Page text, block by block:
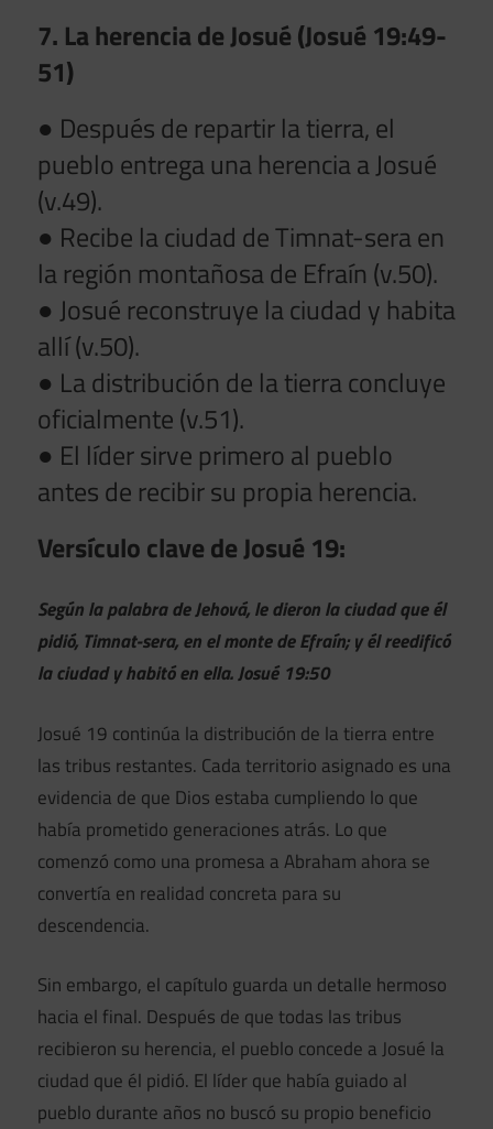
7. La herencia de Josué (Josué 19:49-
51)
● Después de repartir la tierra, el
pueblo entrega una herencia a Josué
(v.49).
● Recibe la ciudad de Timnat-sera en
la región montañosa de Efraín (v.50).
● Josué reconstruye la ciudad y habita
allí (v.50).
● La distribución de la tierra concluye
oficialmente (v.51).
● El líder sirve primero al pueblo
antes de recibir su propia herencia.
Versículo clave de Josué 19:
Según la palabra de Jehová, le dieron la ciudad que él
pidió, Timnat-sera, en el monte de Efraín; y él reedificó
la ciudad y habitó en ella. Josué 19:50
Josué 19 continúa la distribución de la tierra entre
las tribus restantes. Cada territorio asignado es una
evidencia de que Dios estaba cumpliendo lo que
había prometido generaciones atrás. Lo que
comenzó como una promesa a Abraham ahora se
convertía en realidad concreta para su
descendencia.
Sin embargo, el capítulo guarda un detalle hermoso
hacia el final. Después de que todas las tribus
recibieron su herencia, el pueblo concede a Josué la
ciudad que él pidió. El líder que había guiado al
pueblo durante años no buscó su propio beneficio